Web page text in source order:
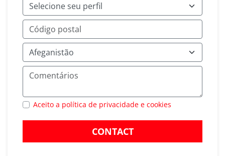
Aceito a política de privacidade e cookies
CONTACT